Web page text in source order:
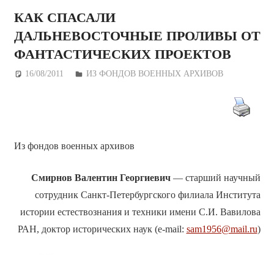
КАК СПАСАЛИ
ДАЛЬНЕВОСТОЧНЫЕ ПРОЛИВЫ ОТ
ФАНТАСТИЧЕСКИХ ПРОЕКТОВ
16/08/2011 Дежурный по Редакции
ИЗ ФОНДОВ ВОЕННЫХ АРХИВОВ
Из фондов военных архивов
Смирнов Валентин Георгиевич— старший научный
сотрудник Санкт-Петербургского филиала Института
истории естествознания и техники имени С.И. Вавилова
РАН, доктор исторических наук (e-mail: sam1956@mail.ru)